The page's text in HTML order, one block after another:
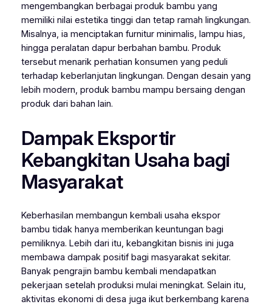
mengembangkan berbagai produk bambu yang
memiliki nilai estetika tinggi dan tetap ramah lingkungan.
Misalnya, ia menciptakan furnitur minimalis, lampu hias,
hingga peralatan dapur berbahan bambu. Produk
tersebut menarik perhatian konsumen yang peduli
terhadap keberlanjutan lingkungan. Dengan desain yang
lebih modern, produk bambu mampu bersaing dengan
produk dari bahan lain.
Dampak Eksportir
Kebangkitan Usaha bagi
Masyarakat
Keberhasilan membangun kembali usaha ekspor
bambu tidak hanya memberikan keuntungan bagi
pemiliknya. Lebih dari itu, kebangkitan bisnis ini juga
membawa dampak positif bagi masyarakat sekitar.
Banyak pengrajin bambu kembali mendapatkan
pekerjaan setelah produksi mulai meningkat. Selain itu,
aktivitas ekonomi di desa juga ikut berkembang karena